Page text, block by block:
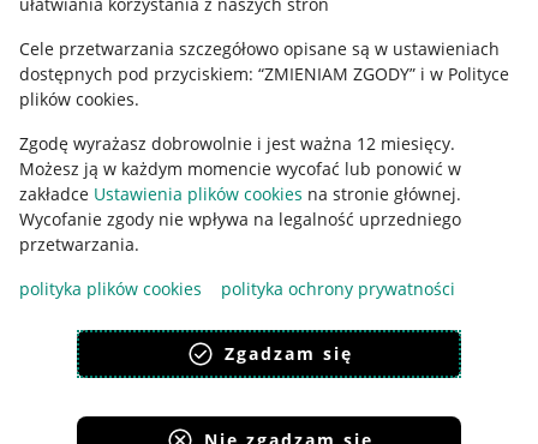
Cele przetwarzania szczegółowo opisane są w ustawieniach
dostępnych pod przyciskiem: “ZMIENIAM ZGODY” i w Polityce
plików cookies.
Zgodę wyrażasz dobrowolnie i jest ważna 12 miesięcy.
Możesz ją w każdym momencie wycofać lub ponowić w
zakładce Ustawienia plików cookies na stronie głównej.
Wycofanie zgody nie wpływa na legalność uprzedniego
przetwarzania.
polityka plików cookies
polityka ochrony prywatności
Zgadzam się
Ustawienia plików "cookies"
Udostępnianie lokalizacji
Informacje dla Aktu o Usługach Cyfrowych
Pobierz aplikację